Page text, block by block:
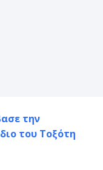
την
του Τοξότη